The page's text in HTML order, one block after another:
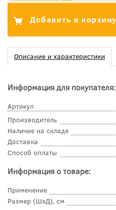
Описание и характеристики
Информация для покупателя:
Артикул
Производитель
Наличие на складе
Доставка
Способ оплаты
Информация о товаре:
Применение
Размер (ШхД), см